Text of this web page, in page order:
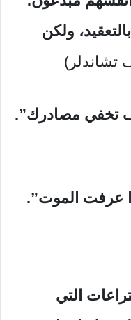
ولكن
تشاندلر)
عرفت الموت”.
التي